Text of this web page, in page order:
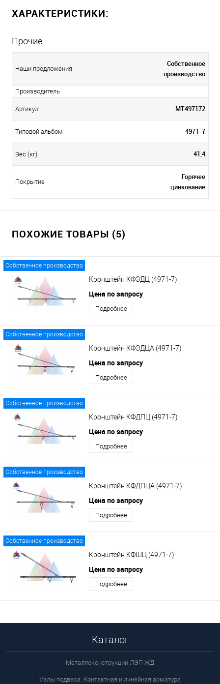
ХАРАКТЕРИСТИКИ:
Прочие
Наши предложения
Собственное
производство
Производитель
Артикул МТ497172
Типовой альбом 4971-7
Вес (кг) 41,4
Покрытие
Горячее
цинкование
ПОХОЖИЕ ТОВАРЫ (5)
Собственное производство
Кронштейн КФЭДЦ (4971-7)
Цена по запросу
Подробнее
Собственное производство
Кронштейн КФЭДЦА (4971-7)
Цена по запросу
Подробнее
Собственное производство
Кронштейн КФДПЦ (4971-7)
Цена по запросу
Подробнее
Собственное производство
Кронштейн КФДПЦА (4971-7)
Цена по запросу
Подробнее
Собственное производство
Кронштейн КФШЦ (4971-7)
Цена по запросу
Подробнее
Каталог
Металлоконструкции ЛЭП ЖД
Узлы подвеса. Контактная и линейная арматура